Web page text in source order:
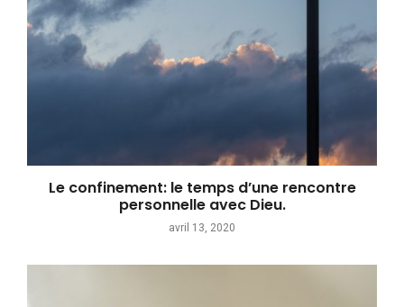
Le confinement: le temps d’une rencontre
personnelle avec Dieu.
avril 13, 2020